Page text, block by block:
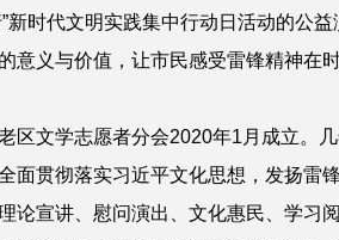
新时代文明实践集中行动日活动的公益
意义与价值，让市民感受雷锋精神在
区文学志愿者分会2020年1月成立。
面贯彻落实习近平文化思想 ，发扬雷
论宣讲、慰问演出、文化惠民、学习